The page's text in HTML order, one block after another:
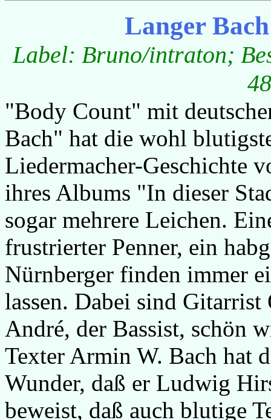
Langer
Label: Bruno/intraton;
"Body Count" mit
Bach" hat die wohl
Liedermacher-Geschichte
ihres Albums "In dieser
sogar mehrere Leichen.
frustrierter Penner, ein
Nürnberger finden immer
lassen. Dabei sind
André, der Bassist, schön
Texter Armin W. Bach hat
Wunder, daß er Ludwig
beweist, daß auch blutige